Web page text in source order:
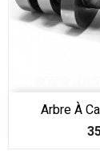
Arbre À